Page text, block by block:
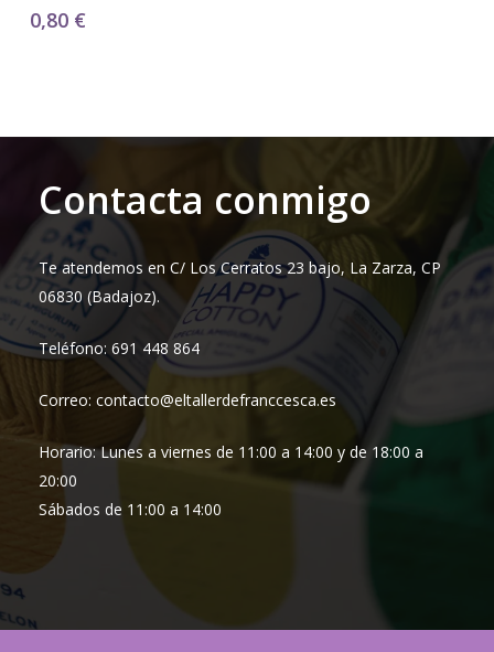
0,80 €
Contacta conmigo
Te atendemos en C/ Los Cerratos 23 bajo, La Zarza, CP
06830 (Badajoz).
Teléfono: 691 448 864
Correo: contacto@eltallerdefranccesca.es
Horario: Lunes a viernes de 11:00 a 14:00 y de 18:00 a
20:00
Sábados de 11:00 a 14:00